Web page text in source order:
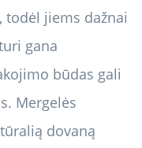
jiems dažnai
gana
būdas gali
Mergelės
dovaną